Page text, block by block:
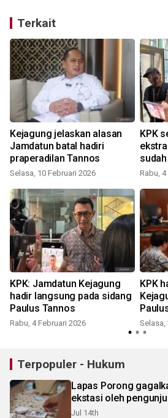
Terkait
Kejagung jelaskan alasan
Jamdatun batal hadiri
praperadilan Tannos
Selasa, 10 Februari 2026
KPK
Rabu,
KPK: Jamdatun Kejagung
hadir langsung pada sidang
Paulus Tannos
Rabu, 4 Februari 2026
KPK
Selasa,
Terpopuler - Hukum
Lapas Porong
ekstasi oleh
Jul 14th